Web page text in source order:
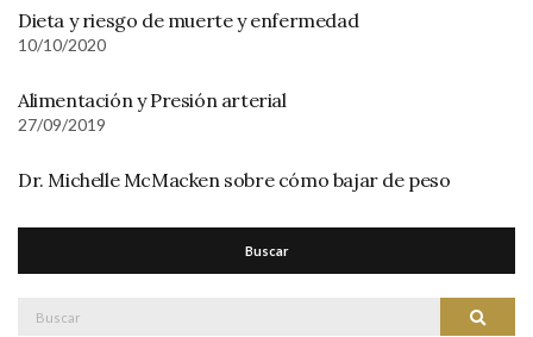
Dieta y riesgo de muerte y enfermedad
10/10/2020
Alimentación y Presión arterial
27/09/2019
Dr. Michelle McMacken sobre cómo bajar de peso
Buscar
Buscar